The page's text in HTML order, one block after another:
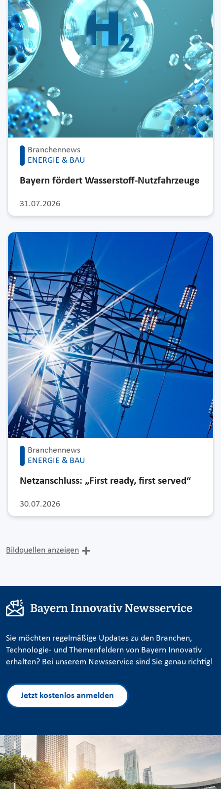
Branchennews
ENERGIE & BAU
31.07.2026
Bayern fördert Wasserstoff-Nutzfahrzeuge
Branchennews
ENERGIE & BAU
30.07.2026
Netzanschluss: „First ready, first served“
Bildquellen anzeigen
Bayern Innovativ Newsservice
Sie möchten regelmäßige Updates zu den Branchen,
Technologie- und Themenfeldern von Bayern Innovativ
erhalten? Bei unserem Newsservice sind Sie genau richtig!
Jetzt kostenlos anmelden